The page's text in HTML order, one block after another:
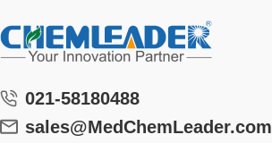
021-58180488
sales@MedChemLeader.com